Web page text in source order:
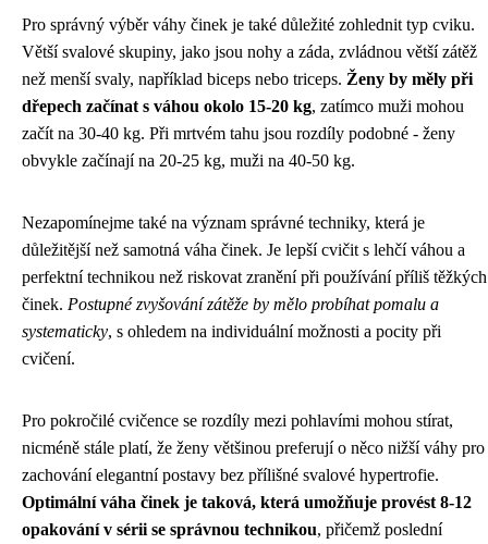
Pro správný výběr váhy činek je také důležité zohlednit typ cviku.
Větší svalové skupiny, jako jsou nohy a záda, zvládnou větší zátěž
než menší svaly, například biceps nebo triceps. Ženy by měly při
dřepech začínat s váhou okolo 15-20 kg, zatímco muži mohou
začít na 30-40 kg. Při mrtvém tahu jsou rozdíly podobné - ženy
obvykle začínají na 20-25 kg, muži na 40-50 kg.
Nezapomínejme také na význam správné techniky, která je
důležitější než samotná váha činek. Je lepší cvičit s lehčí váhou a
perfektní technikou než riskovat zranění při používání příliš těžkých
činek. Postupné zvyšování zátěže by mělo probíhat pomalu a
systematicky, s ohledem na individuální možnosti a pocity při
cvičení.
Pro pokročilé cvičence se rozdíly mezi pohlavími mohou stírat,
nicméně stále platí, že ženy většinou preferují o něco nižší váhy pro
zachování elegantní postavy bez přílišné svalové hypertrofie.
Optimální váha činek je taková, která umožňuje provést 8-12
opakování v sérii se správnou technikou, přičemž poslední